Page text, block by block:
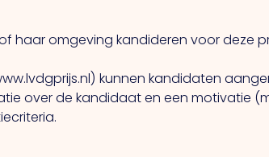
haar omgeving kandideren voor deze
kunnen kandidaten
over de kandidaat en een motivatie